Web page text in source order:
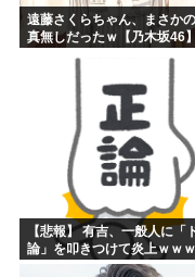
遠藤さくらちゃん、まさか
真無しだったｗ【乃木坂46】
【悲報】 有吉、一般人に「
論」を叩きつけて炎上ｗｗ